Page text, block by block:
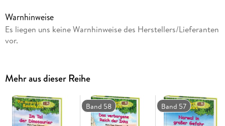
Abenteuer in fremden Welten und längst vergangenen Zeiten
erwarten dich auch in den anderen Bänden.
Die
spannende Abenteuer, entdecken
Mehr Infos zur Reihe und tolle Extras unter:
www. MagischesBaumhaus. de
Warnhinweise
Es liegen uns keine Warnhinweise des Herstellers/Lieferanten
vor.
Mehr aus dieser Reihe
Band 58 Band 57